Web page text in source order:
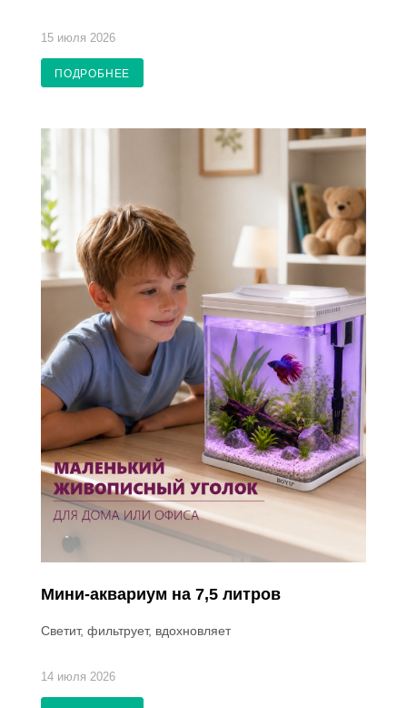
15 июля 2026
ПОДРОБНЕЕ
Мини-аквариум на 7,5 литров
Светит, фильтрует, вдохновляет
14 июля 2026